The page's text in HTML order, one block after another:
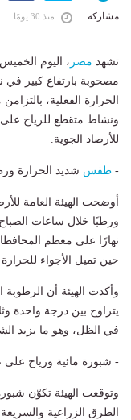
مشاركة منذ 30 يومًا
تشهد مصر
مصحوبة بارتفاع كبير
الحرارة الفعلية،
ونشاط متقطع للرياح على
للأرصاد الجوية.
- طقس شديد الحرارة
أوضحت الهيئة العامة
ورطبًا خلال ساعات
نهارًا على معظم
حين تميل الأجواء
وأكدت الهيئة أن
يتراوح بين درجة واحدة
في الظل، وهو ما يزيد
- شبورة مائية ورياح
وتوقعت الهيئة تكوّن
الطرق الزراعية